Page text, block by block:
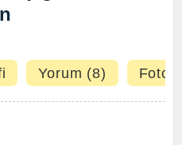
Yorum (8)